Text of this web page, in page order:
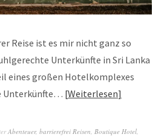
Reise ist es mir nicht ganz so
Unterkünfte in Sri Lanka
eines großen Hotelkomplexes
Unterkünfte… Weiterlesen
Abenteuer, barrierefrei Reisen, Boutique Hotel,